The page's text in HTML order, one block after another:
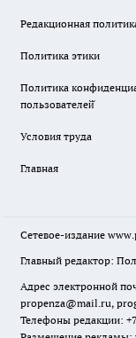
Редакционная
Политика этики
Политика
пользователей̆
Условия труда
Главная
Сетевое-издание
Главный редактор:
Адрес электронной
propenza@mail.ru,
Телефоны редакции: +7